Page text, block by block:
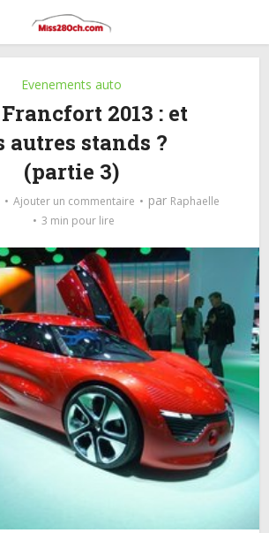
Evenements auto
2013 : et
autres stands ?
(partie 3)
Ajouter un commentaire par Raphaelle
3 min pour lire